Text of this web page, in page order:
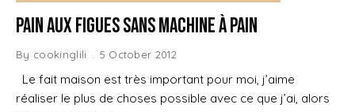
Pain aux Figues Sans Machine à Pain
By cookinglili 5 October 2012
Le fait maison est très important pour moi, j’aime
réaliser le plus de choses possible avec ce que j’ai, alors